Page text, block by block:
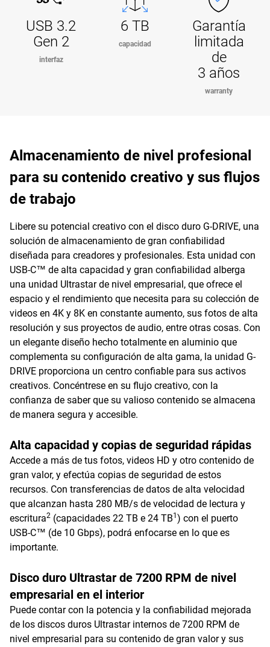
USB 3.2
Gen 2
interfaz
6 TB
capacidad
Garantía
limitada
de
3 años
warranty
Almacenamiento de nivel profesional
para su contenido creativo y sus flujos
de trabajo
Libere su potencial creativo con el disco duro G-DRIVE, una
solución de almacenamiento de gran confiabilidad
diseñada para creadores y profesionales. Esta unidad con
USB-C™ de alta capacidad y gran confiabilidad alberga
una unidad Ultrastar de nivel empresarial, que ofrece el
espacio y el rendimiento que necesita para su colección de
videos en 4K y 8K en constante aumento, sus fotos de alta
resolución y sus proyectos de audio, entre otras cosas. Con
un elegante diseño hecho totalmente en aluminio que
complementa su configuración de alta gama, la unidad G-
DRIVE proporciona un centro confiable para sus activos
creativos. Concéntrese en su flujo creativo, con la
confianza de saber que su valioso contenido se almacena
de manera segura y accesible.
Alta capacidad y copias de seguridad rápidas
Accede a más de tus fotos, videos HD y otro contenido de
gran valor, y efectúa copias de seguridad de estos
recursos. Con transferencias de datos de alta velocidad
que alcanzan hasta 280 MB/s de velocidad de lectura y
escritura2 (capacidades 22 TB e 24 TB1 ) con el puerto
USB-C™ (de 10 Gbps), podrá enfocarse en lo que es
importante.
Disco duro Ultrastar de 7200 RPM de nivel
empresarial en el interior
Puede contar con la potencia y la confiabilidad mejorada
de los discos duros Ultrastar internos de 7200 RPM de
nivel empresarial para su contenido de gran valor y sus